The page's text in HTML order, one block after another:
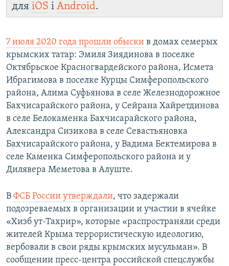
для iOS і Android.
7 июля 2020 года прошли обыски в домах семерых
крымских татар: Эмиля Зиядинова в поселке
Октябрьское Красногвардейского района, Исмета
Ибрагимова в поселке Курцы Симферопольского
района, Алима Суфьянова в селе Железнодорожное
Бахчисарайского района, у Сейрана Хайретдинова
в селе Белокаменка Бахчисарайского района,
Александра Сизикова в селе Севастьяновка
Бахчисарайского района, у Вадима Бектемирова в
селе Каменка Симферопольского района и у
Дилявера Меметова в Алуште.
В ФСБ России утверждали, что задержали
подозреваемых в организации и участии в ячейке
«Хизб ут-Тахрир», которые «распространяли среди
жителей Крыма террористическую идеологию,
вербовали в свои ряды крымских мусульман». В
сообщении пресс-центра российской спецслужбы